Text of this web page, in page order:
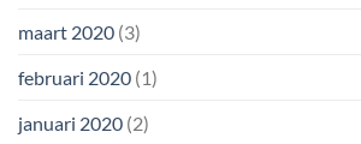
maart 2020 (3)
februari 2020 (1)
januari 2020 (2)